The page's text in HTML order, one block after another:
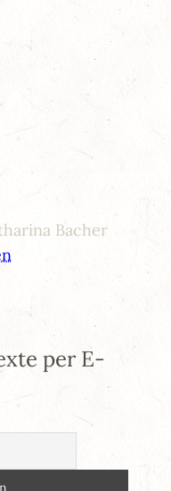
Bacher
per E-